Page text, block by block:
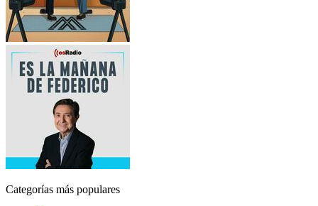
Categorías más populares